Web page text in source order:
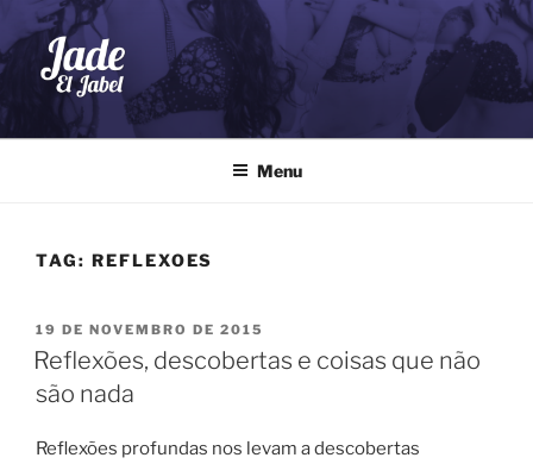
Pular
para
o
conteúdo
JADE EL JABEL
Dança do Ventre
Menu
TAG: REFLEXOES
PUBLICADO
EM
19 DE NOVEMBRO DE 2015
Reflexões, descobertas e coisas que não
são nada
Reflexões profundas nos levam a descobertas